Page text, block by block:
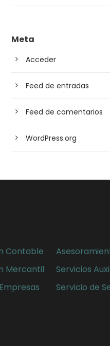
Meta
Acceder
Feed de entradas
Feed de comentarios
WordPress.org
Contable
Mercantil
Servicios
Servicio de